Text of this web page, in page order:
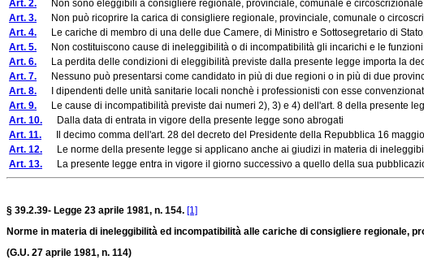
Art. 2. Non sono eleggibili a consigliere regionale, provinciale, comunale e circoscrizionale
Art. 3. Non può ricoprire la carica di consigliere regionale, provinciale, comunale o
Art. 4. Le cariche di membro di una delle due Camere, di Ministro e Sottosegretario di
Art. 5. Non costituiscono cause di ineleggibilità o di incompatibilità gli incarichi e le
Art. 6. La perdita delle condizioni di eleggibilità previste dalla presente legge importa la
Art. 7. Nessuno può presentarsi come candidato in più di due regioni o in più di due
Art. 8. I dipendenti delle unità sanitarie locali nonchè i professionisti con esse
Art. 9. Le cause di incompatibilità previste dai numeri 2), 3) e 4) dell'art. 8 della presente
Art. 10. Dalla data di entrata in vigore della presente legge sono abrogati
Art. 11. Il decimo comma dell'art. 28 del decreto del Presidente della Repubblica 16
Art. 12. Le norme della presente legge si applicano anche ai giudizi in materia di
Art. 13. La presente legge entra in vigore il giorno successivo a quello della sua
§ 39.2.39- Legge 23 aprile 1981, n. 154. [1]
Norme in materia di ineleggibilità ed incompatibilità alle cariche di consigliere regionale,
(G.U. 27 aprile 1981, n. 114)